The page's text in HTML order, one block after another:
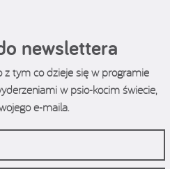
newslettera
z tym co dzieje się w programie
w psio-kocim świecie,
e-maila.